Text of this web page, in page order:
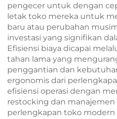
pengecer untuk dengan
letak toko mereka untuk
baru atau perubahan
investasi yang signifikan
Efisiensi biaya dicapai
tahan lama yang
penggantian dan
ergonomis dari
efisiensi operasi dengan
restocking dan manajemen
perlengkapan toko